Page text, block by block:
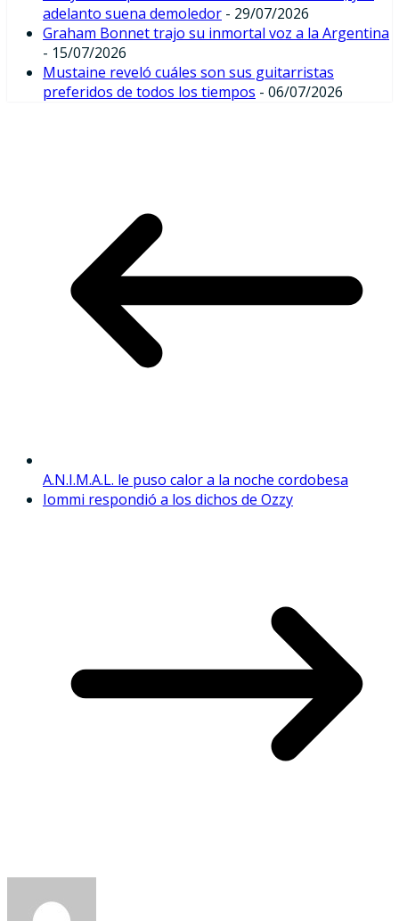
adelanto suena demoledor - 29/07/2026
Graham Bonnet trajo su inmortal voz a la Argentina
- 15/07/2026
Mustaine reveló cuáles son sus guitarristas
preferidos de todos los tiempos - 06/07/2026
A.N.I.M.A.L. le puso calor a la noche cordobesa
Iommi respondió a los dichos de Ozzy